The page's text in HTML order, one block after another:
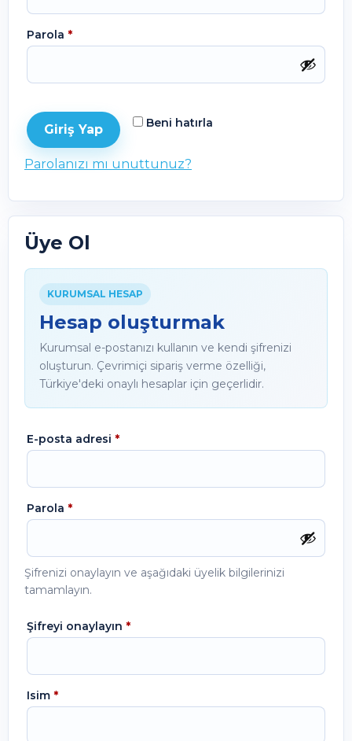
Parola *
Beni hatırla
Giriş Yap
Parolanızı mı unuttunuz?
Üye Ol
KURUMSAL HESAP
Hesap oluşturmak
Kurumsal e-postanızı kullanın ve kendi şifrenizi
oluşturun. Çevrimiçi sipariş verme özelliği,
Türkiye'deki onaylı hesaplar için geçerlidir.
E-posta adresi *
Parola *
Şifrenizi onaylayın ve aşağıdaki üyelik bilgilerinizi
tamamlayın.
Şifreyi onaylayın *
Isim *